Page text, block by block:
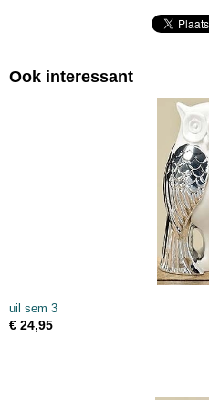
Ook interessant
uil sem 3
€ 24,95